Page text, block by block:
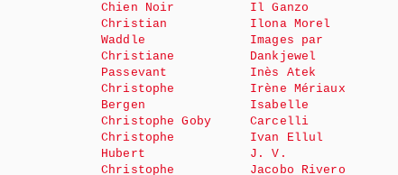
Chien Noir
Christian
Waddle
Christiane
Passevant
Christophe
Bergen
Christophe Goby
Christophe
Hubert
Christophe
Il Ganzo
Ilona Morel
Images par
Dankjewel
Inès Atek
Irène Mériaux
Isabelle
Carcelli
Ivan Ellul
J. V.
Jacobo Rivero